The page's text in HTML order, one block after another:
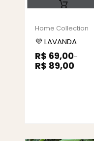
Home Collection
💜 LAVANDA
R$ 69,00–
R$ 89,00